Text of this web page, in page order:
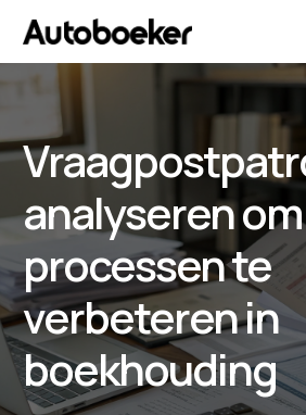
analyseren om
processen te
verbeteren in
boekhouding